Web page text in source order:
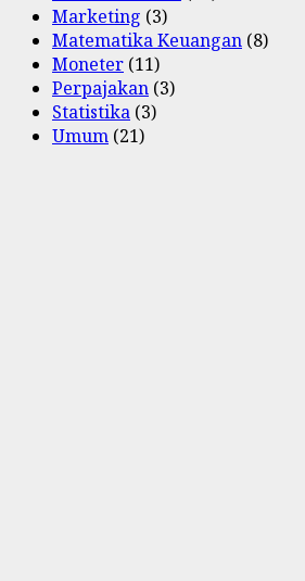
Marketing (3)
Matematika Keuangan (8)
Moneter (11)
Perpajakan (3)
Statistika (3)
Umum (21)